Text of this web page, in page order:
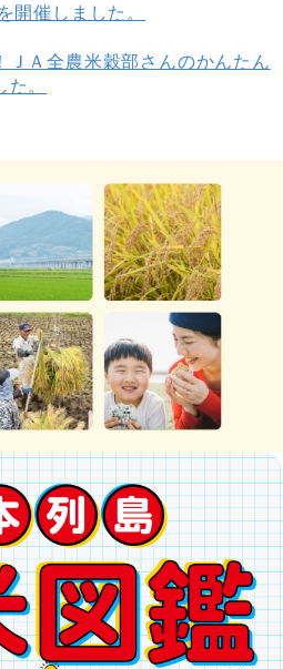
開催しました。
ＪＡ全農米穀部さんのかんたん
。